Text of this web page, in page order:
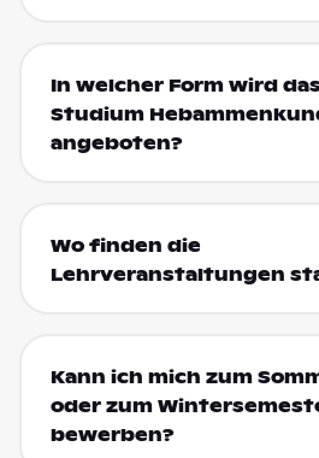
In welcher Form wird
Studium
angeboten?
Wo finden die
Lehrveranstaltungen
Kann ich mich zum
oder zum
bewerben?